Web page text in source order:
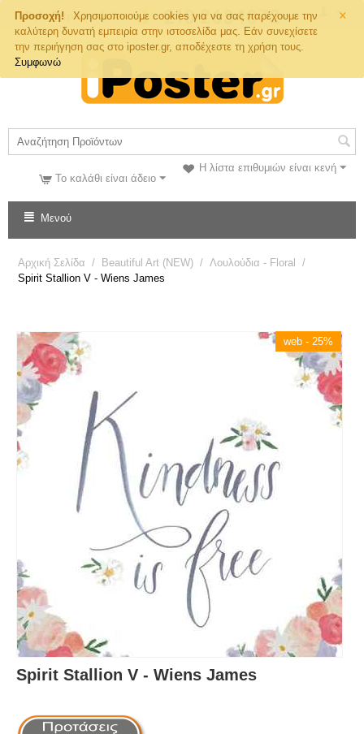
×
Προσοχή!
Χρησιμοποιούμε cookies για να σας παρέχουμε την
καλύτερη δυνατή εμπειρία στην ιστοσελίδα μας. Εάν συνεχίσετε
την περιήγηση σας στο iposter.gr, αποδέχεστε τη χρήση τους.
Συμφωνώ
Τηλ. Παραγγελιών
Η λίστα επιθυμιών είναι κενή
Το καλάθι είναι άδειο
Μενού
Αρχική Σελίδα / Beautiful Art (NEW) / Λουλούδια - Floral
/
Spirit Stallion V - Wiens James
web - 25%
Spirit Stallion V - Wiens James